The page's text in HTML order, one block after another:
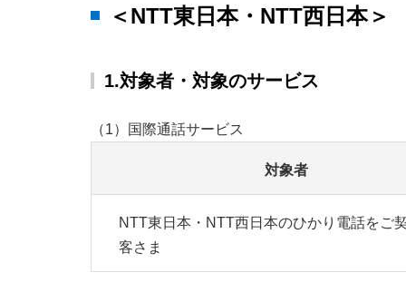
＜NTT東日本・NTT西日本＞
1.対象者・対象のサービス
（1）国際通話サービス
対象者
NTT東日本・NTT西日本のひかり電話をご
客さま